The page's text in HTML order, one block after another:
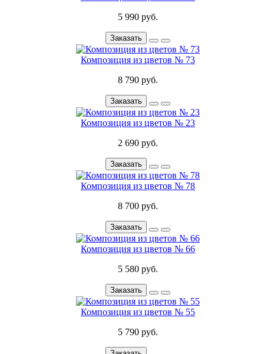
5 990 руб.
Заказать
Композиция из цветов № 73
8 790 руб.
Заказать
Композиция из цветов № 23
2 690 руб.
Заказать
Композиция из цветов № 78
8 700 руб.
Заказать
Композиция из цветов № 66
5 580 руб.
Заказать
Композиция из цветов № 55
5 790 руб.